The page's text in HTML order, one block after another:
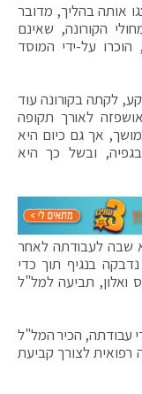
אותה בהליך, מדובר
הקורונה, שאינם
הוכרו על-ידי המוסד
מחלות רקע, לקתה בקורונה עוד
לאורך תקופה
אך גם כיום היא
ובשל כך היא
שבה לעבודתה לאחר
בנגיף תוך כדי
ואלון, תביעה למל"ל
עבודתה, הכיר המל"ל
רפואית לצורך קביעת